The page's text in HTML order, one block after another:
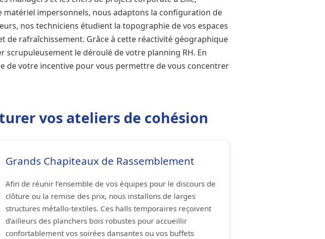
impersonnels, nous adaptons la configuration de
nos techniciens étudient la topographie de vos espaces
rafraîchissement. Grâce à cette réactivité géographique
le déroulé de votre planning RH. En
de votre incentive pour vous permettre de vous concentrer
vos ateliers de cohésion
Grands Chapiteaux de Rassemblement
Afin de réunir l’ensemble de vos équipes pour le discours de
clôture ou la remise des prix, nous installons de larges
structures métallo-textiles. Ces halls temporaires reçoivent
d’ailleurs des planchers bois robustes pour accueillir
confortablement vos soirées dansantes ou vos buffets